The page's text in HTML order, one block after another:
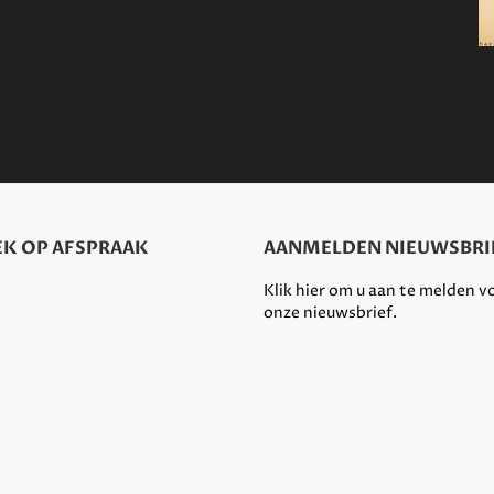
OP AFSPRAAK AANMELDEN
Klik hier om u aan te melden
onze nieuwsbrief.